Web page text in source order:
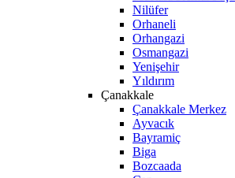
Nilüfer
Orhaneli
Orhangazi
Osmangazi
Yenişehir
Yıldırım
Çanakkale
Çanakkale Merkez
Ayvacık
Bayramiç
Biga
Bozcaada